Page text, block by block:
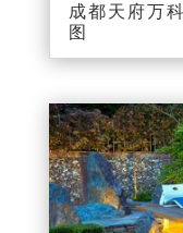
成都天府万
图